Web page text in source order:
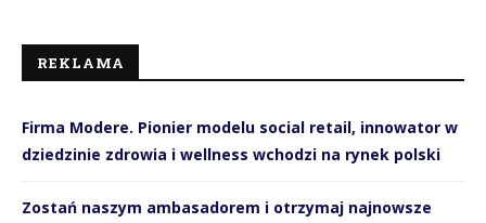
REKLAMA
Firma Modere. Pionier modelu social retail, innowator w
dziedzinie zdrowia i wellness wchodzi na rynek polski
Zostań naszym ambasadorem i otrzymaj najnowsze